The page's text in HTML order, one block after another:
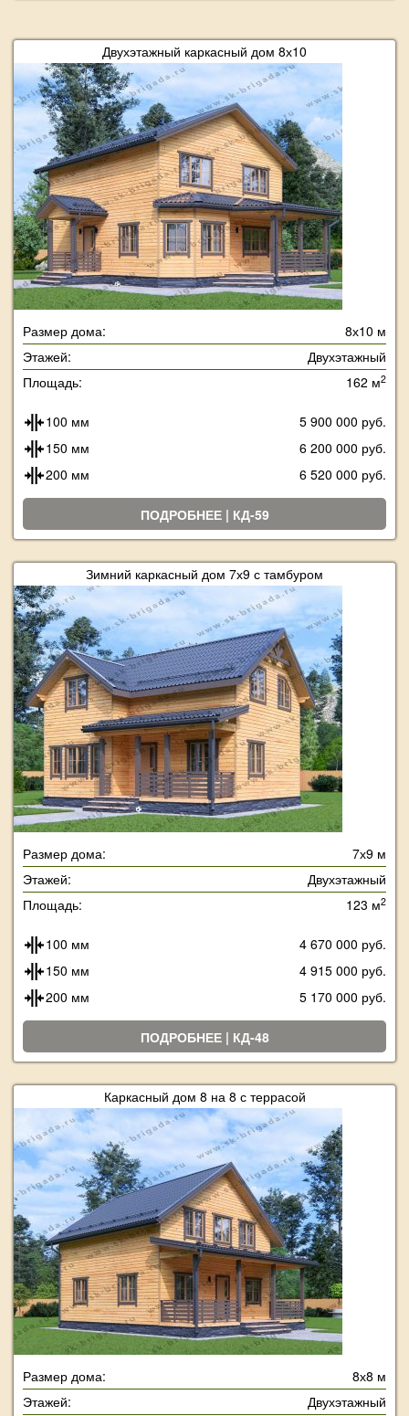
Двухэтажный каркасный дом 8х10
Размер дома:
8х10 м
Этажей:
Двухэтажный
Площадь:
162 м2
100 мм
5 900 000 руб.
150 мм
6 200 000 руб.
200 мм
6 520 000 руб.
ПОДРОБНЕЕ | КД-59
Зимний каркасный дом 7х9 с тамбуром
Размер дома:
7х9 м
Этажей:
Двухэтажный
Площадь:
123 м2
100 мм
4 670 000 руб.
150 мм
4 915 000 руб.
200 мм
5 170 000 руб.
ПОДРОБНЕЕ | КД-48
Каркасный дом 8 на 8 с террасой
Размер дома:
8х8 м
Этажей:
Двухэтажный